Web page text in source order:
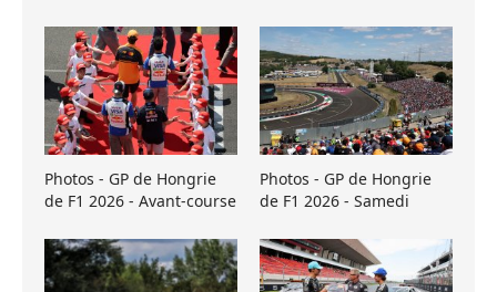
Photos - GP de Hongrie
de F1 2026 - Avant-course
Photos - GP de Hongrie
de F1 2026 - Samedi